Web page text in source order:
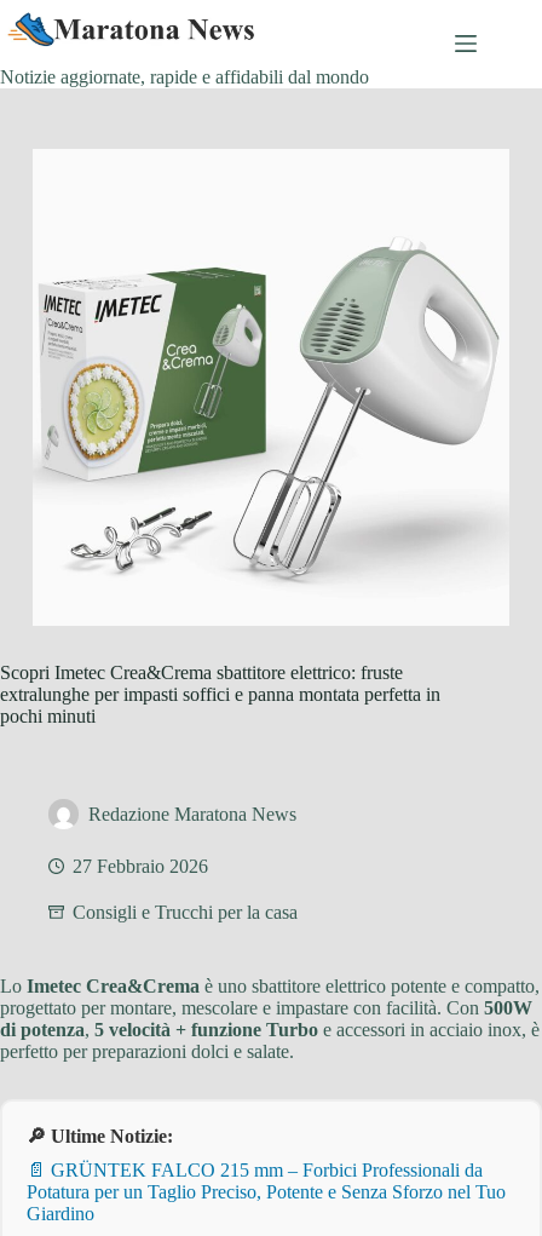
Salta
al
contenuto
Notizie aggiornate, rapide e affidabili dal mondo
Scopri Imetec Crea&Crema sbattitore elettrico: fruste
extralunghe per impasti soffici e panna montata perfetta in
pochi minuti
Redazione Maratona News
27 Febbraio 2026
Consigli e Trucchi per la casa
Lo Imetec Crea&Crema è uno sbattitore elettrico potente e compatto,
progettato per montare, mescolare e impastare con facilità. Con 500W
di potenza, 5 velocità + funzione Turbo e accessori in acciaio inox, è
perfetto per preparazioni dolci e salate.
🔎 Ultime Notizie:
📄 GRÜNTEK FALCO 215 mm – Forbici Professionali da
Potatura per un Taglio Preciso, Potente e Senza Sforzo nel Tuo
Giardino